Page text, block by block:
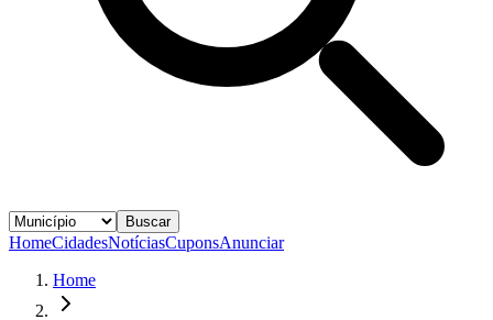
Buscar
HomeCidadesNotíciasCuponsAnunciar
Home